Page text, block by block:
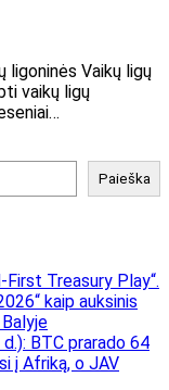
ligoninės Vaikų ligų
vaikų ligų
Paieška
First Treasury Play“.
kaip auksinis
BTC prarado 64
į Afriką, o JAV